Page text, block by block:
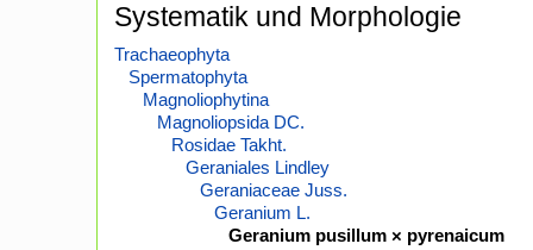
Systematik und Morphologie
Trachaeophyta
Spermatophyta
Magnoliophytina
Magnoliopsida DC.
Rosidae Takht.
Geraniales Lindley
Geraniaceae Juss.
Geranium L.
Geranium pusillum × pyrenaicum